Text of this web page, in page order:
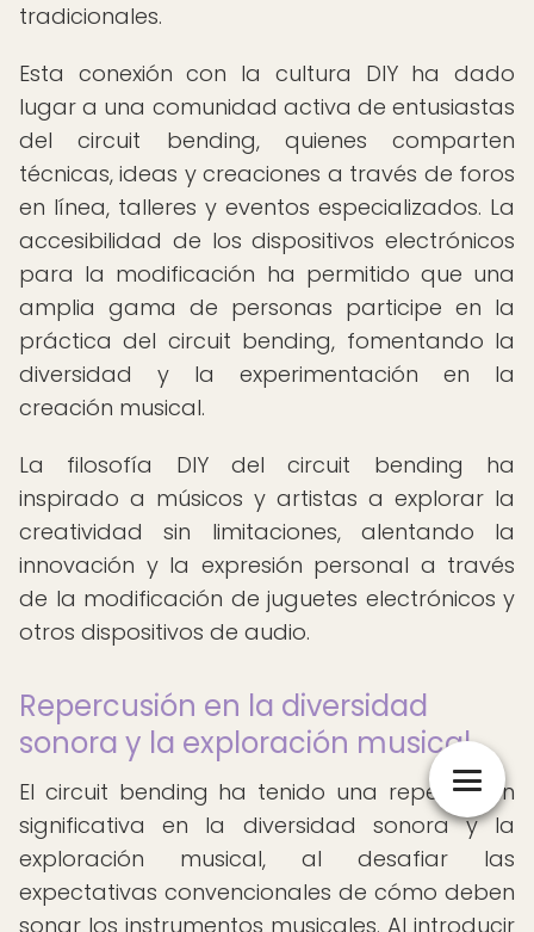
tradicionales.
Esta conexión con la cultura DIY ha dado
lugar a una comunidad activa de entusiastas
del circuit bending, quienes comparten
técnicas, ideas y creaciones a través de foros
en línea, talleres y eventos especializados. La
accesibilidad de los dispositivos electrónicos
para la modificación ha permitido que una
amplia gama de personas participe en la
práctica del circuit bending, fomentando la
diversidad y la experimentación en la
creación musical.
La filosofía DIY del circuit bending ha
inspirado a músicos y artistas a explorar la
creatividad sin limitaciones, alentando la
innovación y la expresión personal a través
de la modificación de juguetes electrónicos y
otros dispositivos de audio.
Repercusión en la diversidad
sonora y la exploración musical
El circuit bending ha tenido una repercusión
significativa en la diversidad sonora y la
exploración musical, al desafiar las
expectativas convencionales de cómo deben
sonar los instrumentos musicales. Al introducir